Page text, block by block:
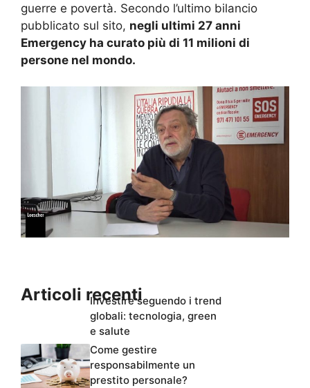
guerre e povertà. Secondo l’ultimo bilancio
pubblicato sul sito, negli ultimi 27 anni
Emergency ha curato più di 11 milioni di
persone nel mondo.
Articoli recentiInvestire seguendo i trend
globali: tecnologia, green
e salute
Come gestire
responsabilmente un
prestito personale?